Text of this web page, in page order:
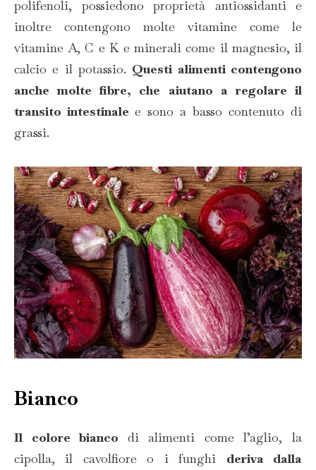
polifenoli, possiedono proprietà antiossidanti e
inoltre contengono molte vitamine come le
vitamine A, C e K e minerali come il magnesio, il
calcio e il potassio. Questi alimenti contengono
anche molte fibre, che aiutano a regolare il
transito intestinale e sono a basso contenuto di
grassi.
Bianco
Il colore bianco di alimenti come l’aglio, la
cipolla, il cavolfiore o i funghi deriva dalla